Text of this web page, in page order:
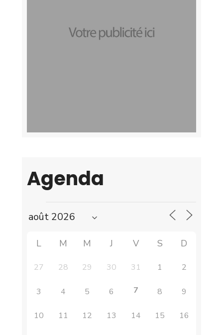
Agenda
L M M J V S D
27 28 29 30 31 1 2
3 4 5 6 7 8 9
10 11 12 13 14 15 16